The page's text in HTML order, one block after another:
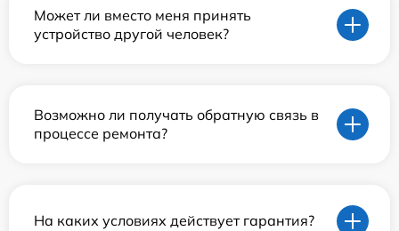
Может ли вместо меня принять
устройство другой человек?
Возможно ли получать обратную связь в
процессе ремонта?
На каких условиях действует гарантия?